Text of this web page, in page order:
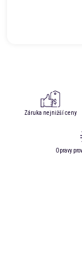
Záruka nejnižší ceny
Opravy